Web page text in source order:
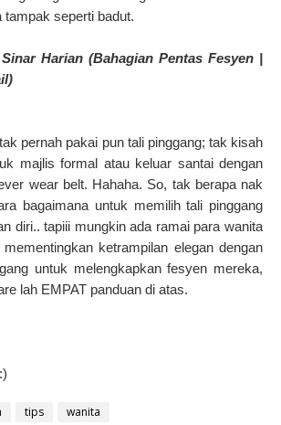
tampak seperti badut.
Harian (Bahagian Pentas Fesyen |
pernah pakai pun tali pinggang; tak kisah
majlis formal atau keluar santai dengan
wear belt. Hahaha. So, tak berapa nak
bagaimana untuk memilih tali pinggang
diri.. tapiii mungkin ada ramai para wanita
ketrampilan elegan dengan
untuk melengkapkan fesyen mereka,
lah EMPAT panduan di atas.
tips wanita